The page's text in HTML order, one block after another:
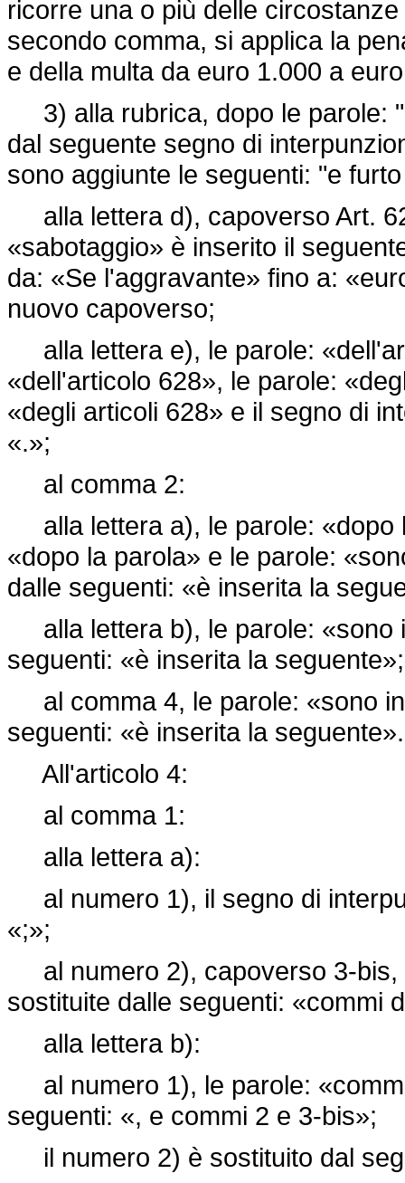
ricorre una o più delle
secondo comma, si applica la
e della multa da euro 1.000 a
3) alla rubrica, dopo le parole:
dal seguente segno di
sono aggiunte le seguenti: "e
alla lettera d), capoverso Art.
«sabotaggio» è inserito il
da: «Se l'aggravante» fino a:
nuovo capoverso;
alla lettera e), le parole:
«dell'articolo 628», le parole:
«degli articoli 628» e il segno di
«.»;
al comma 2:
alla lettera a), le parole: «dopo
«dopo la parola» e le parole:
dalle seguenti: «è inserita la
alla lettera b), le parole: «sono
seguenti: «è inserita la seguente»;
al comma 4, le parole: «sono
seguenti: «è inserita la seguente».
All'articolo 4:
al comma 1:
alla lettera a):
al numero 1), il segno di
«;»;
al numero 2), capoverso 3-bis,
sostituite dalle seguenti: «commi
alla lettera b):
al numero 1), le parole:
seguenti: «, e commi 2 e 3-bis»;
il numero 2) è sostituito dal